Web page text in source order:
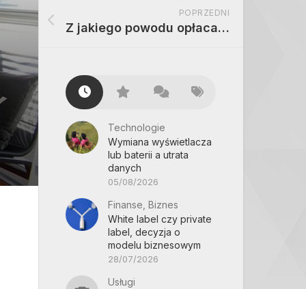
POPRZEDNI
Z jakiego powodu opłaca się wyjechać na wakacje kamperem
Technologie
Wymiana wyświetlacza
lub baterii a utrata
danych
05/08/2026
Finanse, Biznes
White label czy private
label, decyzja o
modelu biznesowym
28/07/2026
Usługi